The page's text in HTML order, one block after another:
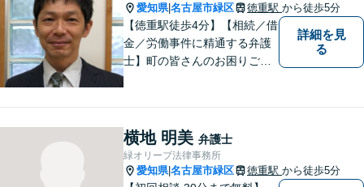
愛知県|名古屋市緑区 徳重駅 から徒歩5分
【徳重駅徒歩4分】【相続／借
金／労働事件に精通する弁護
士】町の皆さんのお困りごと
バー等の情報問題にも意欲高
く取り組みます。お困りごと
があれば。お気軽にご相談く
詳細を見
る
横地 明美 弁護士
緑オリーブ法律事務所
愛知県|名古屋市緑区 徳重駅 から徒歩5分